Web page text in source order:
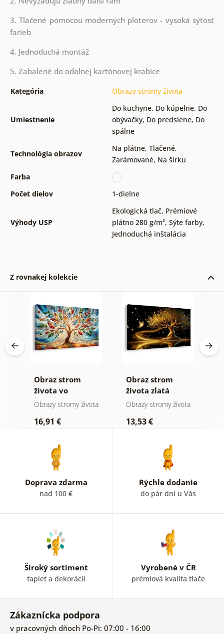
3. Tlačené pomocou moderných ploterov - vysoká sýtosť
farieb
4. Jednoduchá montáž
5. Zabalené do odolnej kartónovej krabice
Kategória Obrazy stromy života
Umiestnenie
Do kuchyne, Do kúpelne, Do
obývačky, Do predsiene, Do
spálne
Technológia obrazov
Na plátne, Tlačené,
Zarámované, Na šírku
Farba
Počet dielov
1-dielne
Výhody USP
Ekologická tlač, Prémiové
plátno 280 g/m², Sýte farby,
Jednoduchá inštalácia
Z rovnakej kolekcie
Obraz strom
života vo
farebnej vitráži
Obrazy stromy života
16,91 €
Obraz strom
života zlatá
mágia
Obrazy stromy života
13,53 €
Doprava zdarma
nad 100 €
Rýchle dodanie
do pár dní u Vás
Široký sortiment
tapiet a dekorácii
Vyrobené v ČR
prémiová kvalita tlače
Zákaznícka podpora
v pracovných dňoch Po-Pi: 07:00 - 16:00